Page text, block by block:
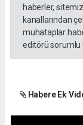
haberler,
kanallarından
muhataplar
editörü sorumlu
Habere Ek